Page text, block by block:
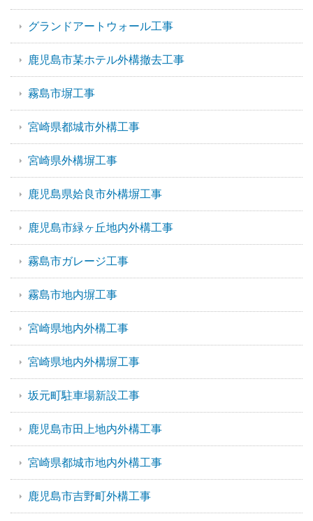
グランドアートウォール工事
鹿児島市某ホテル外構撤去工事
霧島市塀工事
宮崎県都城市外構工事
宮崎県外構塀工事
鹿児島県姶良市外構塀工事
鹿児島市緑ヶ丘地内外構工事
霧島市ガレージ工事
霧島市地内塀工事
宮崎県地内外構工事
宮崎県地内外構塀工事
坂元町駐車場新設工事
鹿児島市田上地内外構工事
宮崎県都城市地内外構工事
鹿児島市吉野町外構工事